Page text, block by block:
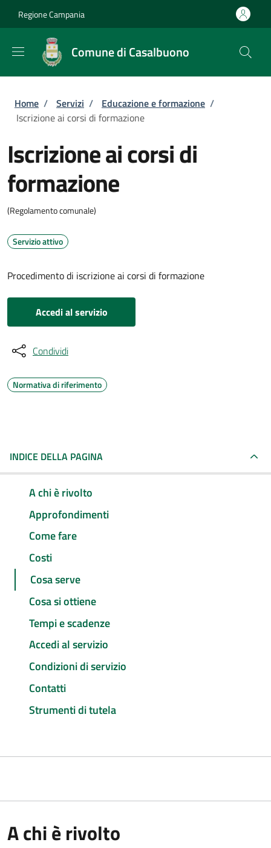
Regione Campania
Comune di Casalbuono
Briciole di pane
Home / Servizi / Educazione e formazione /
Iscrizione ai corsi di formazione
Iscrizione ai corsi di
formazione
(Regolamento comunale)
Servizio attivo
Procedimento di iscrizione ai corsi di formazione
Accedi al servizio
Condividi
Normativa di riferimento
INDICE DELLA PAGINA
A chi è rivolto
Approfondimenti
Come fare
Costi
Cosa serve
Cosa si ottiene
Tempi e scadenze
Accedi al servizio
Condizioni di servizio
Contatti
Strumenti di tutela
A chi è rivolto